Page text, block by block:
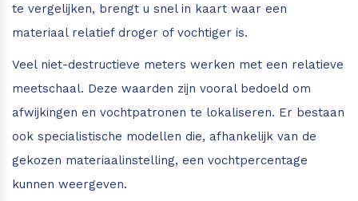
te vergelijken, brengt u snel in kaart waar een
materiaal relatief droger of vochtiger is.
Veel niet-destructieve meters werken met een relatieve
meetschaal. Deze waarden zijn vooral bedoeld om
afwijkingen en vochtpatronen te lokaliseren. Er bestaan
ook specialistische modellen die, afhankelijk van de
gekozen materiaalinstelling, een vochtpercentage
kunnen weergeven.